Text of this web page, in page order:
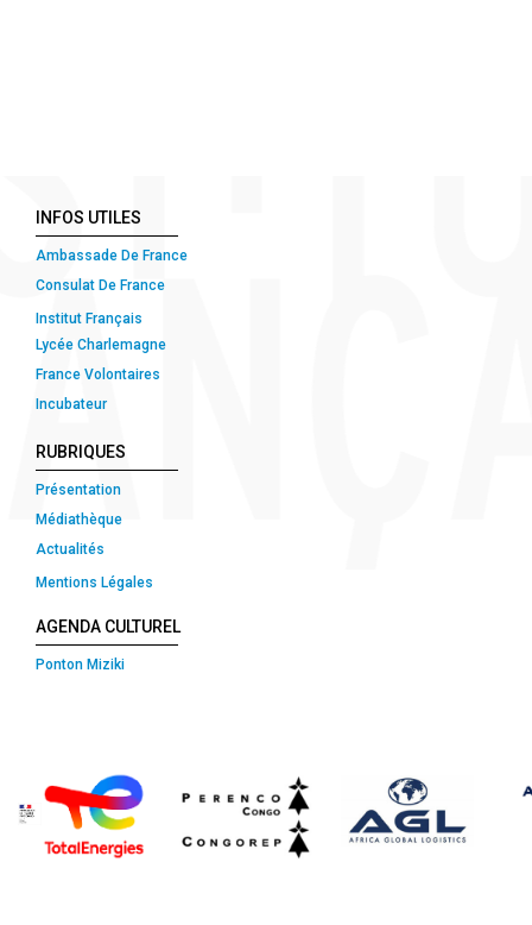
INFOS UTILES
Ambassade De France
Consulat De France
Institut Français
Lycée Charlemagne
France Volontaires
Incubateur
RUBRIQUES
Présentation
Médiathèque
Actualités
Mentions Légales
AGENDA CULTUREL
Ponton Miziki